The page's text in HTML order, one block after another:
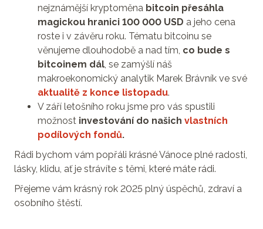
nejznámější kryptoměna bitcoin přesáhla
magickou hranici 100 000 USD a jeho cena
roste i v závěru roku. Tématu bitcoinu se
věnujeme dlouhodobě a nad tím, co bude s
bitcoinem dál, se zamýšlí náš
makroekonomický analytik Marek Brávník ve své
aktualitě z konce listopadu.
V září letošního roku jsme pro vás spustili
možnost investování do našich vlastních
podílových fondů.
Rádi bychom vám popřáli krásné Vánoce plné radosti,
lásky, klidu, ať je strávíte s těmi, které máte rádi.
Přejeme vám krásný rok 2025 plný úspěchů, zdraví a
osobního štěstí.